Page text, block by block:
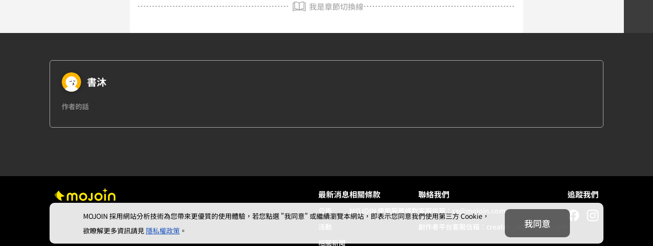
我是章節切換線
書沐
作者的話
最新消息
公告
活動
相關新聞
相關條款
MOJOIN 使用服務條款
聯絡我們
客服信箱： cs@mojoin.com
創作者平台客服信箱： creator_cs@mojoin.com
追蹤我們
MOJOIN 採用網站分析技術為您帶來更優質的使用體驗，若您點選 "我同意" 或繼續瀏覽本網站，即表示您同意我們使用第三方 Cookie，
欲瞭解更多資訊請見 隱私權政策 。
我同意